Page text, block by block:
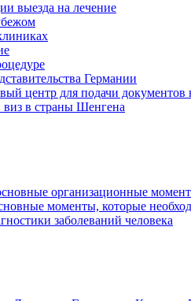
выезда на лечение
Германии
центр для подачи документов
виз в страны Шенгена
организационные
моменты, которые
заболеваний человека